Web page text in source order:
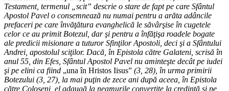
Testament, termenul „scit” descrie o stare de fapt pe care Sfântul
Apostol Pavel o consemnează nu numai pentru a arăta adâncile
prefaceri pe care învăţătura evanghelică le săvârşise în cugetele
celor ce au primit Botezul, dar şi pentru a înfăţişa roadele bogate
ale predicii misionare a tuturor Sfinţilor Apostoli, deci şi a Sfântului
Andrei, apostolul sciţilor. Dacă, în Epistola către Galateni, scrisă în
anul 55, din Efes, Sfântul Apostol Pavel nu aminteşte decât pe iudei
şi pe elini ca fiind „una în Hristos Iisus” (3, 28), în urma primirii
Botezului (3, 27), la mai puţin de zece ani după aceea, în Epistola
către Coloseni, el adaugă la neamurile convertite la credinţă şi pe